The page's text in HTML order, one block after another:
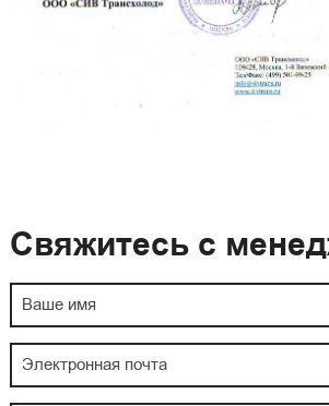
Свяжитесь с